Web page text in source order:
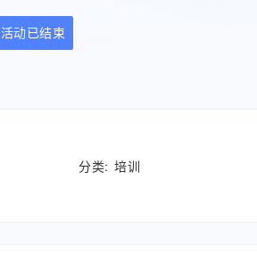
活动已结束
分类: 培训